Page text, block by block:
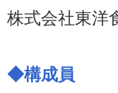
株式会社東洋
◆構成員